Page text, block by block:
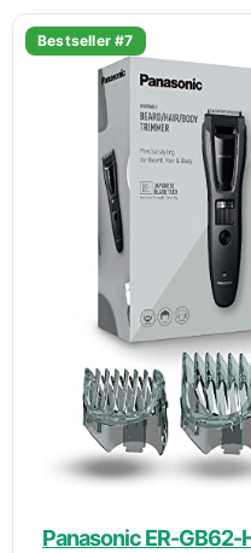
Bestseller #7
Panasonic ER-GB62-